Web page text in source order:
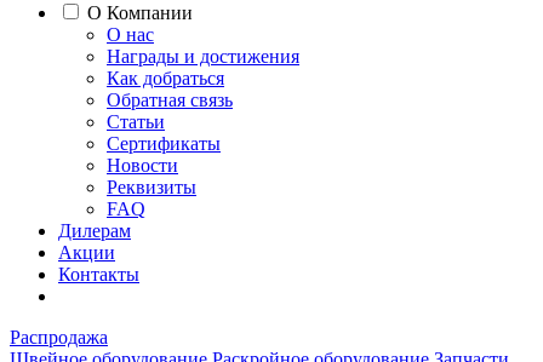
О Компании
О нас
Награды и достижения
Как добраться
Обратная связь
Статьи
Сертификаты
Новости
Реквизиты
FAQ
Дилерам
Акции
Контакты
Распродажа